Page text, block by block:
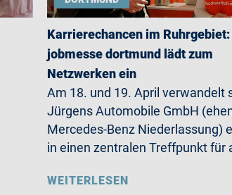
Karrierechancen im Ruhrgebiet:
jobmesse dortmund lädt zum
Netzwerken ein
Am 18. und 19. April verwandelt
Jürgens Automobile GmbH
Mercedes-Benz Niederlassung)
in einen zentralen Treffpunkt für
WEITERLESEN